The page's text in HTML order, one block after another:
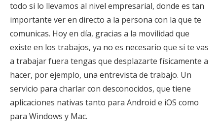
todo si lo llevamos al nivel empresarial, donde es tan
importante ver en directo a la persona con la que te
comunicas. Hoy en día, gracias a la movilidad que
existe en los trabajos, ya no es necesario que si te vas
a trabajar fuera tengas que desplazarte físicamente a
hacer, por ejemplo, una entrevista de trabajo. Un
servicio para charlar con desconocidos, que tiene
aplicaciones nativas tanto para Android e iOS como
para Windows y Mac.